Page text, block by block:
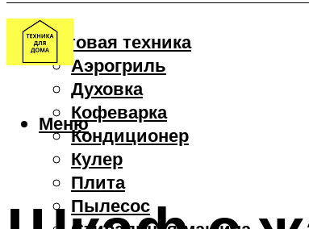
Бытовая техника
Аэрогриль
Духовка
Кофеварка
Кондиционер
Кулер
Плита
Пылесос
Меню